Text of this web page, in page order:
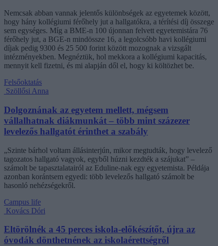
Nemcsak abban vannak jelentős különbségek az egyetemek között,
hogy hány kollégiumi férőhely jut a hallgatókra, a térítési díj összege
sem egységes. Míg a BME-n 100 újonnan felvett egyetemistára 76
férőhely jut, a BGE-n mindössze 16, a legolcsóbb havi kollégiumi
díjak pedig 9300 és 25 500 forint között mozognak a vizsgált
intézményekben. Megnéztük, hol mekkora a kollégiumi kapacitás,
mennyit kell fizetni, és mi alapján dől el, hogy ki költözhet be.
Felsőoktatás
Szöllősi Anna
Dolgoznának az egyetem mellett, mégsem
vállalhatnak diákmunkát – több mint százezer
levelezős hallgatót érinthet a szabály
„Szinte bárhol voltam állásinterjún, mikor megtudták, hogy levelező
tagozatos hallgató vagyok, egyből húzni kezdték a szájukat” –
számolt be tapasztalatairól az Eduline-nak egy egyetemista. Példája
azonban korántsem egyedi: több levelezős hallgató számolt be
hasonló nehézségekről.
Campus life
Kovács Dóri
Eltörölnék a 45 perces iskola-előkészítőt, újra az
óvodák dönthetnének az iskolaérettségről